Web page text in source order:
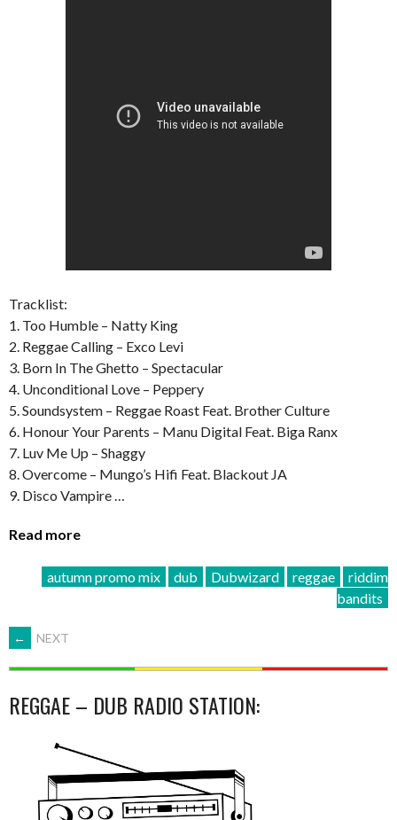
Tracklist:
1. Too Humble – Natty King
2. Reggae Calling – Exco Levi
3. Born In The Ghetto – Spectacular
4. Unconditional Love – Peppery
5. Soundsystem – Reggae Roast Feat. Brother Culture
6. Honour Your Parents – Manu Digital Feat. Biga Ranx
7. Luv Me Up – Shaggy
8. Overcome – Mungo’s Hifi Feat. Blackout JA
9. Disco Vampire …
Read more
autumn promo mix dub Dubwizard reggae
riddim
bandits
POSTS
NAVIGATION
← NEXT
REGGAE – DUB RADIO STATION: